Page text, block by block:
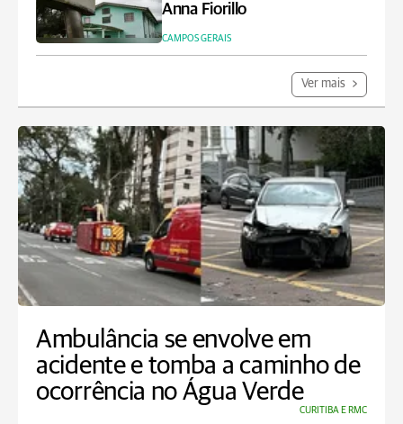
Anna Fiorillo
CAMPOS GERAIS
Ver mais
Ambulância se envolve em
acidente e tomba a caminho de
ocorrência no Água Verde
CURITIBA E RMC